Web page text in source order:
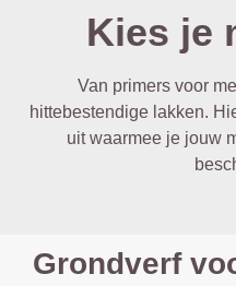
Kies je
Van primers voor
hittebestendige lakken.
uit waarmee je jouw
Grondverf